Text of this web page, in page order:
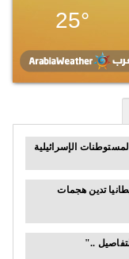
الإسرائيلية
تدين هجمات